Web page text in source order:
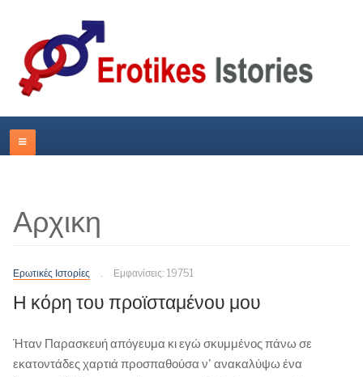
Αρχικη
Ερωτικές Ιστορίες Εμφανίσεις: 19751
Η κόρη του προϊσταμένου μου
Ήταν Παρασκευή απόγευμα κι εγώ σκυμμένος πάνω σε
εκατοντάδες χαρτιά προσπαθούσα ν' ανακαλύψω ένα